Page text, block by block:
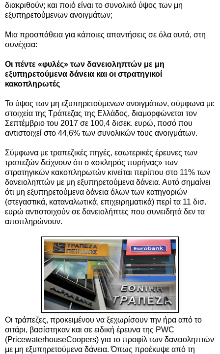
διακριθούν; και ποιό είναι το συνολικό ύψος των μη
εξυπηρετούμενων ανοιγμάτων;
Μια προσπάθεια για κάποιες απαντήσεις σε όλα αυτά, στη
συνέχεια:
Οι πέντε «φυλές» των δανειοληπτών με μη
εξυπηρετούμενα δάνεια και οι στρατηγικοί
κακοπληρωτές
Το ύψος των μη εξυπηρετούμενων ανοιγμάτων, σύμφωνα με
στοιχεία της Τράπεζας της Ελλάδος, διαμορφώνεται τον
Σεπτέμβριο του 2017 σε 100,4 δισεκ. ευρώ, ποσό που
αντιστοιχεί στο 44,6% των συνολικών τους ανοιγμάτων.
Σύμφωνα με τραπεζικές πηγές, εσωτερικές έρευνες των
τραπεζών δείχνουν ότι ο «σκληρός πυρήνας» των
στρατηγικών κακοπληρωτών κινείται περίπου στο 11% των
δανειοληπτών με μη εξυπηρετούμενα δάνεια. Αυτό σημαίνει
ότι μη εξυπηρετούμενα δάνεια όλων των κατηγοριών
(στεγαστικά, καταναλωτικά, επιχειρηματικά) περί τα 11 δισ.
ευρώ αντιστοιχούν σε δανειολήπτες που συνειδητά δεν τα
αποπληρώνουν.
Οι τράπεζες, προκειμένου να ξεχωρίσουν την ήρα από το
σιτάρι, βασίστηκαν και σε ειδική έρευνα της PWC
(PricewaterhouseCoopers) για το προφίλ των δανειοληπτών
με μη εξυπηρετούμενα δάνεια. Όπως προέκυψε από τη